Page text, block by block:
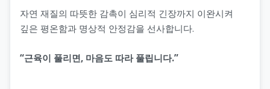
자연 재질의 따뜻한 감촉이 심리적 긴장까지 이완시켜
깊은 평온함과 명상적 안정감을 선사합니다.
“근육이 풀리면, 마음도 따라 풀립니다.”